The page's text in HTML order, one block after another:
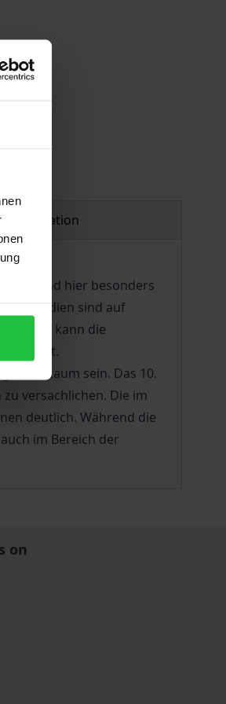
information
und hier besonders
Die Medien sind auf
kann die
gilt.
kaum sein. Das 10.
versachlichen. Die im
deutlich. Während die
im Bereich der
on